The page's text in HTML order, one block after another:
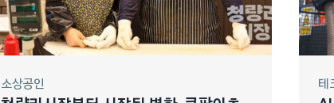
소상공인 테